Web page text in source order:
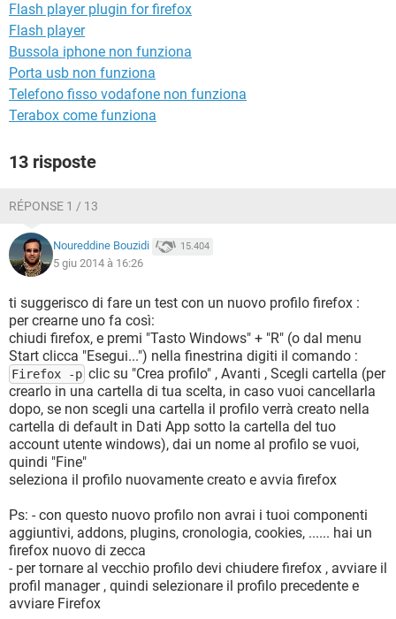
Flash player plugin for firefox
Flash player
Bussola iphone non funziona
Porta usb non funziona
Telefono fisso vodafone non funziona
Terabox come funziona
13 risposte
RÉPONSE 1 / 13
Noureddine Bouzidi 15.404
5 giu 2014 à 16:26
ti suggerisco di fare un test con un nuovo profilo firefox :
per crearne uno fa così:
chiudi firefox, e premi "Tasto Windows" + "R" (o dal menu
Start clicca "Esegui...") nella finestrina digiti il comando :
Firefox -p clic su "Crea profilo" , Avanti , Scegli cartella (per
crearlo in una cartella di tua scelta, in caso vuoi cancellarla
dopo, se non scegli una cartella il profilo verrà creato nella
cartella di default in Dati App sotto la cartella del tuo
account utente windows), dai un nome al profilo se vuoi,
quindi "Fine"
seleziona il profilo nuovamente creato e avvia firefox
Ps: - con questo nuovo profilo non avrai i tuoi componenti
aggiuntivi, addons, plugins, cronologia, cookies, ...... hai un
firefox nuovo di zecca
- per tornare al vecchio profilo devi chiudere firefox , avviare il
profil manager , quindi selezionare il profilo precedente e
avviare Firefox